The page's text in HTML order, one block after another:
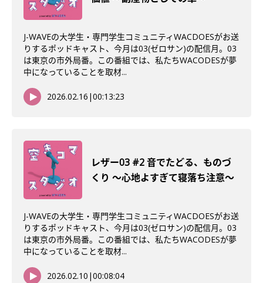
J-WAVEの大学生・専門学生コミュニティWACDOESがお送
りするポッドキャスト、今月は03(ゼロサン)の配信月。03
は東京の市外局番。この番組では、私たちWACODESが夢
中になっていることを取材...
2026.02.16 |00:13:23
レザー03 #2 音でたどる、ものづ
くり 〜心地よすぎて寝落ち注意〜
J-WAVEの大学生・専門学生コミュニティWACDOESがお送
りするポッドキャスト、今月は03(ゼロサン)の配信月。03
は東京の市外局番。この番組では、私たちWACODESが夢
中になっていることを取材...
2026.02.10 |00:08:04